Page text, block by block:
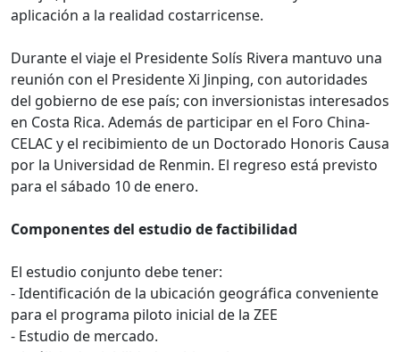
aplicación a la realidad costarricense.
Durante el viaje el Presidente Solís Rivera mantuvo una
reunión con el Presidente Xi Jinping, con autoridades
del gobierno de ese país; con inversionistas interesados
en Costa Rica. Además de participar en el Foro China-
CELAC y el recibimiento de un Doctorado Honoris Causa
por la Universidad de Renmin. El regreso está previsto
para el sábado 10 de enero.
Componentes del estudio de factibilidad
El estudio conjunto debe tener:
- Identificación de la ubicación geográfica conveniente
para el programa piloto inicial de la ZEE
- Estudio de mercado.